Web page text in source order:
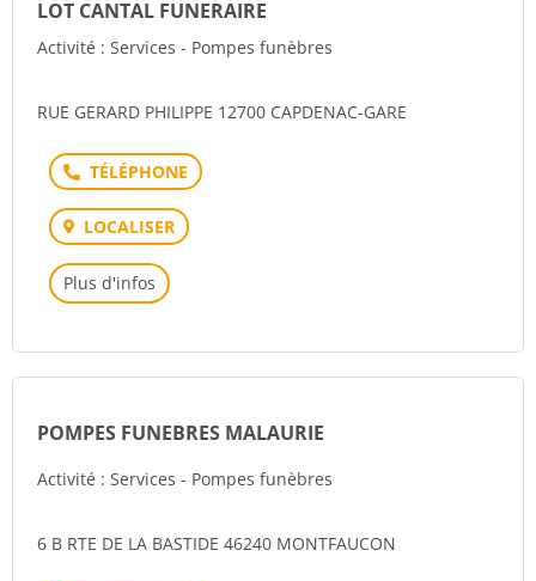
LOT CANTAL FUNERAIRE
Activité : Services - Pompes funèbres
RUE GERARD PHILIPPE 12700 CAPDENAC-GARE
Téléphone
LOCALISER
Plus d'infos
POMPES FUNEBRES MALAURIE
Activité : Services - Pompes funèbres
6 B RTE DE LA BASTIDE 46240 MONTFAUCON